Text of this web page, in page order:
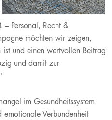
– Personal, Recht &
möchten wir zeigen,
und einen wertvollen Beitrag
und damit zur
im Gesundheitssystem
emotionale Verbundenheit